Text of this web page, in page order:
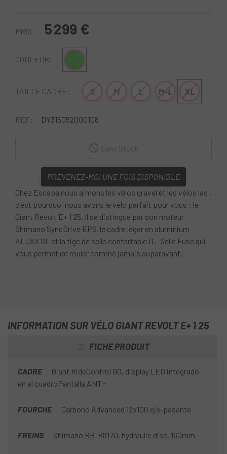
PRIX: 5 299 €
COULEUR: Vert
TAILLE CADRE: S M L M-L XL
RÉF: DY315052000108
PRÉVENEZ-MOI UNE FOIS DISPONIBLE
Chez Escapa nous aimons les vélos gravel et les vélos las ,
c'est pourquoi nous avons le vélo parfait pour vous : le
Giant Revolt E+ 1 25. Il se distingue par son moteur
Shimano SyncDrive EP6, le cadre léger en aluminium
ALUXX SL et la tige de selle confortable D. -Selle Fuse qui
vous permet de rouler comme jamais auparavant.
INFORMATION SUR VÉLO GIANT REVOLT E+ 1 25
FICHE PRODUIT
CADRE
Giant RideControl GO, display LED integrado
en el cuadroPantalla ANT+
FOURCHE Carbono Advanced 12x100 eje-pasante
FREINS Shimano BR-R8170, hydraulic disc, 160mm